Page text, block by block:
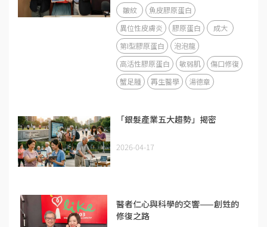
皺紋
魚皮膠原蛋白
異位性皮膚炎
膠原蛋白
成大
第I型膠原蛋白
泡泡龍
高活性膠原蛋白
敏弱肌
傷口修復
蟹足腫
再生醫學 湯德章
「銀髮產業五大趨勢」揭密
2026-04-17
醫者仁心與科學的交響——創甡的
修復之路